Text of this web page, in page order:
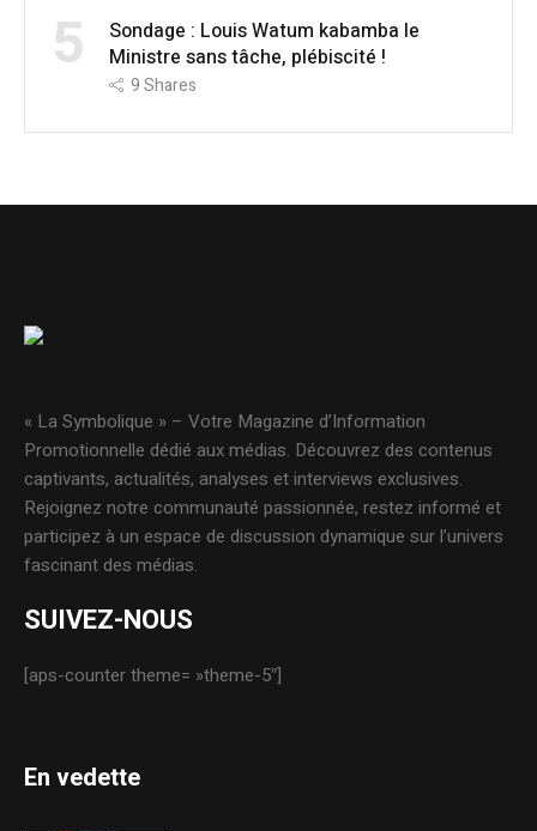
5
Sondage : Louis Watum kabamba le
Ministre sans tâche, plébiscité !
9Shares
« La Symbolique » – Votre Magazine d’Information
Promotionnelle dédié aux médias. Découvrez des contenus
captivants, actualités, analyses et interviews exclusives.
Rejoignez notre communauté passionnée, restez informé et
participez à un espace de discussion dynamique sur l’univers
fascinant des médias.
SUIVEZ-NOUS
[aps-counter theme= »theme-5″]
En vedette